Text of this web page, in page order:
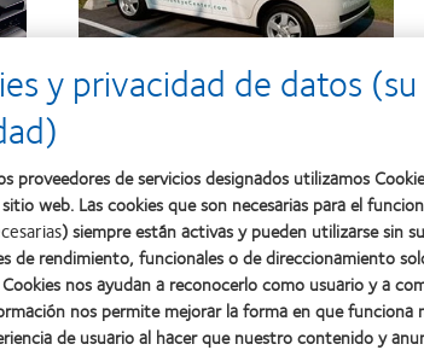
Más información
y privacidad de datos (su
proveedores de servicios designados utilizamos
web. Las cookies que son necesarias para el
) siempre están activas y pueden utilizarse sin su
de rendimiento, funcionales o de direccionamiento
nos ayudan a reconocerlo como usuario y a
nos permite mejorar la forma en que funciona
de usuario al hacer que nuestro contenido y